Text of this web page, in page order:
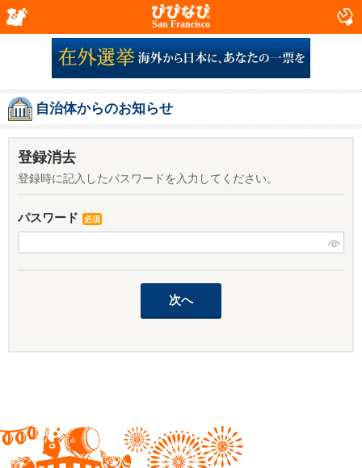
San Francisco
自治体からのお知らせ
登録消去
登録時に記入したパスワードを入力してください。
パスワード 必須